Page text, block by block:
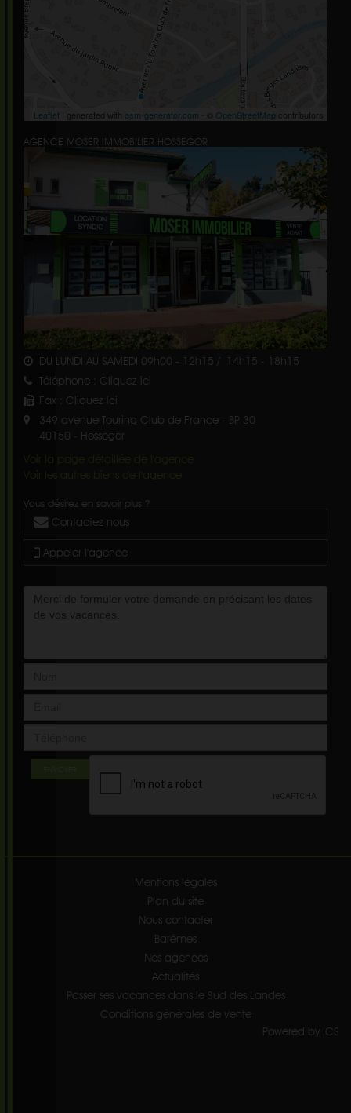
Leaflet | generated with osm-generator.com OpenStreetMap contributors
AGENCE MOSER IMMOBILIER HOSSEGOR
DU LUNDI AU SAMEDI 09h00 - 12h15 / 14h15 - 18h15
Téléphone : Cliquez ici
Fax : Cliquez ici
349 avenue Touring Club de France - BP 30
40150 - Hossegor
Voir la page détaillée de l'agence
Voir les autres biens de l'agence
Vous désirez en savoir plus ?
Contactez nous
Appeler l'agence
ENVOYER
Mentions légales
Plan du site
Nous contacter
Barèmes
Nos agences
Actualités
Passer ses vacances dans le Sud des Landes
Conditions générales de vente
Powered by ICS